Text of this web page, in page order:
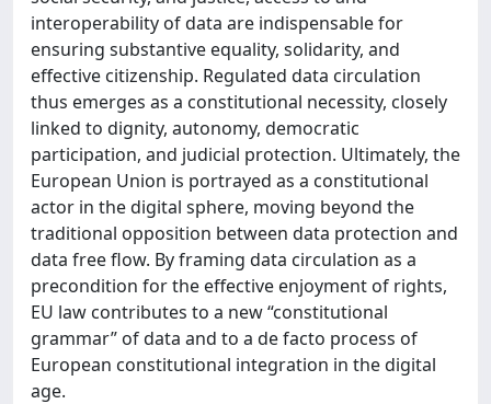
interoperability of data are indispensable for
ensuring substantive equality, solidarity, and
effective citizenship. Regulated data circulation
thus emerges as a constitutional necessity, closely
linked to dignity, autonomy, democratic
participation, and judicial protection. Ultimately, the
European Union is portrayed as a constitutional
actor in the digital sphere, moving beyond the
traditional opposition between data protection and
data free flow. By framing data circulation as a
precondition for the effective enjoyment of rights,
EU law contributes to a new “constitutional
grammar” of data and to a de facto process of
European constitutional integration in the digital
age.